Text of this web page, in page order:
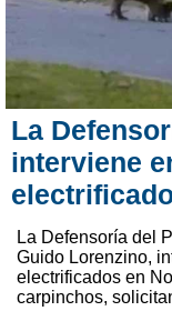
La
interviene
La Defensoría del
Guido Lorenzino,
electrificados en
carpinchos,